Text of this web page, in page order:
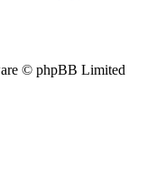
© phpBB Limited